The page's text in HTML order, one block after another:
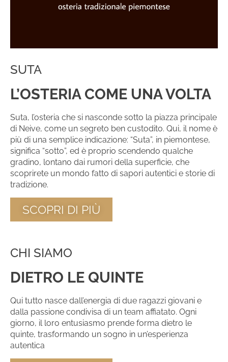
SUTA
L’OSTERIA COME UNA VOLTA
Suta, l’osteria che si nasconde sotto la piazza principale
di Neive, come un segreto ben custodito. Qui, il nome è
più di una semplice indicazione: “Suta”, in piemontese,
significa “sotto”, ed è proprio scendendo qualche
gradino, lontano dai rumori della superficie, che
scoprirete un mondo fatto di sapori autentici e storie di
tradizione.
SCOPRI DI PIÙ
CHI SIAMO
DIETRO LE QUINTE
Qui tutto nasce dall’energia di due ragazzi giovani e
dalla passione condivisa di un team affiatato. Ogni
giorno, il loro entusiasmo prende forma dietro le
quinte, trasformando un sogno in un’esperienza
autentica